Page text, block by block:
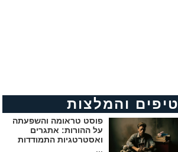
טיפים והמלצות
פוסט טראומה והשפעתה
על ההורות: אתגרים
ואסטרטגיות התמודדות